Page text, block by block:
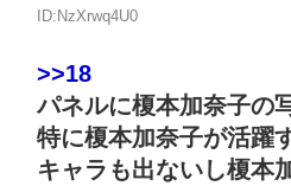
ID:NzXrwq4U0
>>18
パネルに榎本加奈子の
特に榎本加奈子が活躍
キャラも出ないし榎本